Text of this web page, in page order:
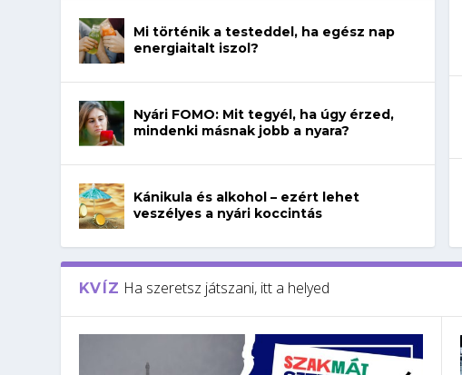
Mi történik a testeddel, ha egész nap
energiaitalt iszol?
Nyári FOMO: Mit tegyél, ha úgy érzed,
mindenki másnak jobb a nyara?
Kánikula és alkohol – ezért lehet
veszélyes a nyári koccintás
KVÍZ Ha szeretsz játszani, itt a helyed